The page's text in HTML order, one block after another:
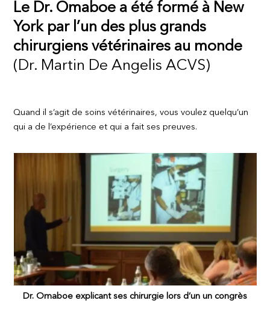
Le Dr. Omaboe a été formé à New
York par l’un des plus grands
chirurgiens vétérinaires au monde
(Dr. Martin De Angelis ACVS)
Quand il s’agit de soins vétérinaires, vous voulez quelqu’un
qui a de l’expérience et qui a fait ses preuves.
Dr. Omaboe explicant ses chirurgie lors d’un un congrès